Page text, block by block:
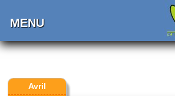
MENU
Avril